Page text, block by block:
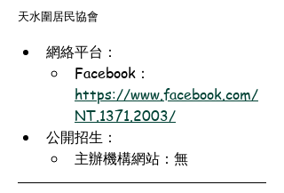
天水圍居民協會
網絡平台：
Facebook：
https://www.facebook.com/
NT.1371.2003/
公開招生：
主辦機構網站：無